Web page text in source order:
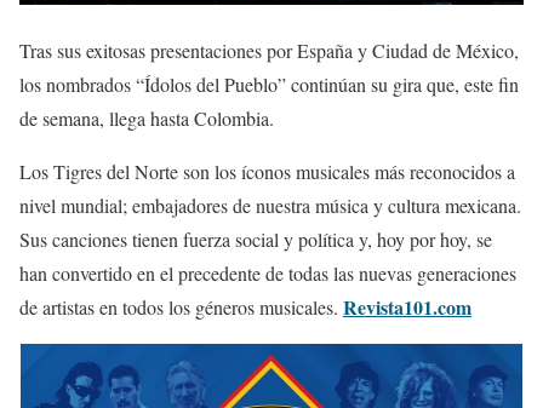
Tras sus exitosas presentaciones por España y Ciudad de México,
los nombrados “Ídolos del Pueblo” continúan su gira que, este fin
de semana, llega hasta Colombia.
Los Tigres del Norte son los íconos musicales más reconocidos a
nivel mundial; embajadores de nuestra música y cultura mexicana.
Sus canciones tienen fuerza social y política y, hoy por hoy, se
han convertido en el precedente de todas las nuevas generaciones
de artistas en todos los géneros musicales. Revista101.com